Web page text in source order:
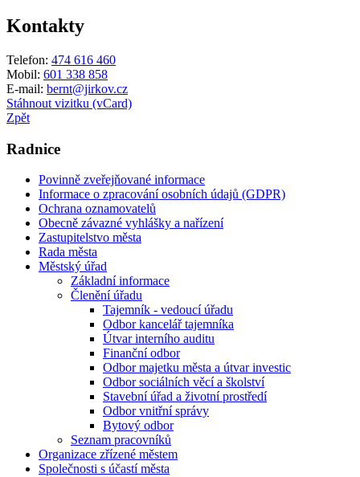
Kontakty
Telefon: 474 616 460
Mobil: 601 338 858
E-mail: bernt@jirkov.cz
Stáhnout vizitku (vCard)
Zpět
Radnice
Povinně zveřejňované informace
Informace o zpracování osobních údajů (GDPR)
Ochrana oznamovatelů
Obecně závazné vyhlášky a nařízení
Zastupitelstvo města
Rada města
Městský úřad
Základní informace
Členění úřadu
Tajemník - vedoucí úřadu
Odbor kancelář tajemníka
Útvar interního auditu
Finanční odbor
Odbor majetku města a útvar investic
Odbor sociálních věcí a školství
Stavební úřad a životní prostředí
Odbor vnitřní správy
Bytový odbor
Seznam pracovníků
Organizace zřízené městem
Společnosti s účastí města